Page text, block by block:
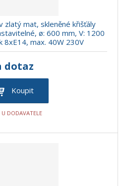
zlatý mat, skleněné křišťály
ø: 600 mm, V: 1200
8xE14, max. 40W 230V
dotaz
Koupit
U DODAVATELE